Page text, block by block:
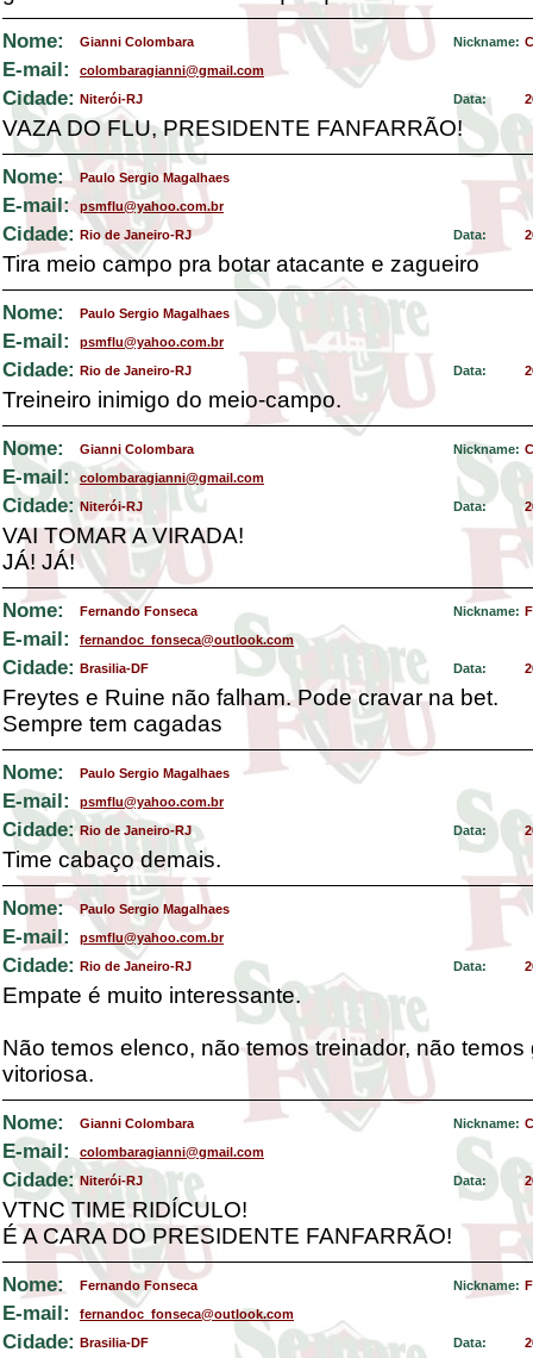
Nome: Gianni Colombara Nickname:
E-mail: colombaragianni@gmail.com
Cidade: Niterói-RJ Data:
VAZA DO FLU, PRESIDENTE FANFARRÃO!
Nome: Paulo Sergio Magalhaes
E-mail: psmflu@yahoo.com.br
Cidade: Rio de Janeiro-RJ Data:
Tira meio campo pra botar atacante e zagueiro
Nome: Paulo Sergio Magalhaes
E-mail: psmflu@yahoo.com.br
Cidade: Rio de Janeiro-RJ Data:
Treineiro inimigo do meio-campo.
Nome: Gianni Colombara Nickname:
E-mail: colombaragianni@gmail.com
Cidade: Niterói-RJ Data:
VAI TOMAR A VIRADA!
JÁ! JÁ!
Nome: Fernando Fonseca Nickname:
E-mail: fernandoc_fonseca@outlook.com
Cidade: Brasilia-DF Data:
Freytes e Ruine não falham. Pode cravar na bet.
Sempre tem cagadas
Nome: Paulo Sergio Magalhaes
E-mail: psmflu@yahoo.com.br
Cidade: Rio de Janeiro-RJ Data:
Time cabaço demais.
Nome: Paulo Sergio Magalhaes
E-mail: psmflu@yahoo.com.br
Cidade: Rio de Janeiro-RJ Data:
Empate é muito interessante.
Não temos elenco, não temos treinador, não temos
vitoriosa.
Nome: Gianni Colombara Nickname:
E-mail: colombaragianni@gmail.com
Cidade: Niterói-RJ Data:
VTNC TIME RIDÍCULO!
É A CARA DO PRESIDENTE FANFARRÃO!
Nome: Fernando Fonseca Nickname:
E-mail: fernandoc_fonseca@outlook.com
Cidade: Brasilia-DF Data: